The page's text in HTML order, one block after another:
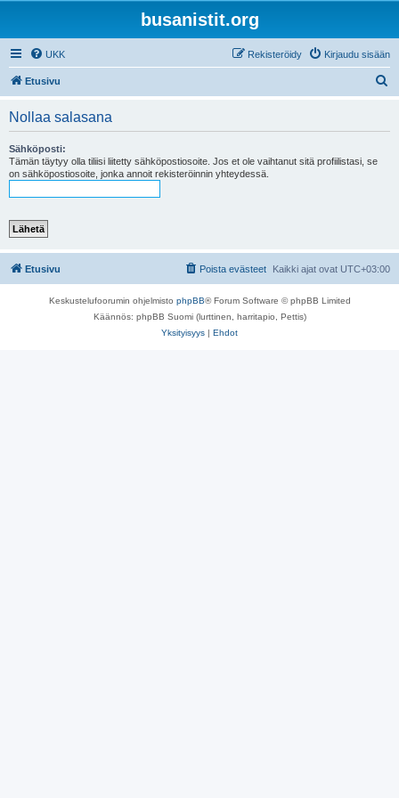
busanistit.org
UKK Kirjaudu sisään
Rekisteröidy
Etusivu
Nollaa salasana
Sähköposti:
Tämän täytyy olla tiliisi liitetty sähköpostiosoite. Jos et ole vaihtanut sitä profiilistasi, se
on sähköpostiosoite, jonka annoit rekisteröinnin yhteydessä.
Etusivu Kaikki ajat ovat UTC+03:00
Poista evästeet
Keskustelufoorumin ohjelmisto phpBB® Forum Software © phpBB Limited
Käännös: phpBB Suomi (lurttinen, harritapio, Pettis)
Yksityisyys | Ehdot